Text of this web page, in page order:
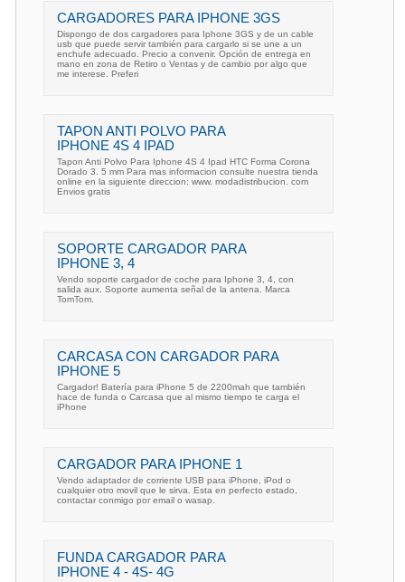
CARGADORES PARA IPHONE 3GS
Dispongo de dos cargadores para Iphone 3GS y de un cable
usb que puede servir también para cargarlo si se une a un
enchufe adecuado. Precio a convenir. Opción de entrega en
mano en zona de Retiro o Ventas y de cambio por algo que
me interese. Preferi
TAPON ANTI POLVO PARA
IPHONE 4S 4 IPAD
Tapon Anti Polvo Para Iphone 4S 4 Ipad HTC Forma Corona
Dorado 3. 5 mm Para mas informacion consulte nuestra tienda
online en la siguiente direccion: www. modadistribucion. com
Envios gratis
SOPORTE CARGADOR PARA
IPHONE 3, 4
Vendo soporte cargador de coche para Iphone 3, 4, con
salida aux. Soporte aumenta señal de la antena. Marca
TomTom.
CARCASA CON CARGADOR PARA
IPHONE 5
Cargador! Batería para iPhone 5 de 2200mah que también
hace de funda o Carcasa que al mismo tiempo te carga el
iPhone
CARGADOR PARA IPHONE 1
Vendo adaptador de corriente USB para iPhone, iPod o
cualquier otro movil que le sirva. Esta en perfecto estado,
contactar conmigo por email o wasap.
FUNDA CARGADOR PARA
IPHONE 4 - 4S- 4G